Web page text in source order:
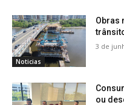
Noticias
Obras
3 de
ou